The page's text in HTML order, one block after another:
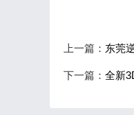
上一篇： 东莞
下一篇： 全新